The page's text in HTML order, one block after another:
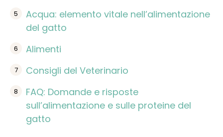
Acqua: elemento vitale nell’alimentazione
del gatto
Alimenti
Consigli del Veterinario
FAQ: Domande e risposte
sull’alimentazione e sulle proteine del
gatto